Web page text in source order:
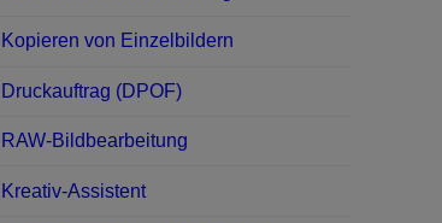
Kopieren von Einzelbildern
Druckauftrag (DPOF)
RAW-Bildbearbeitung
Kreativ-Assistent